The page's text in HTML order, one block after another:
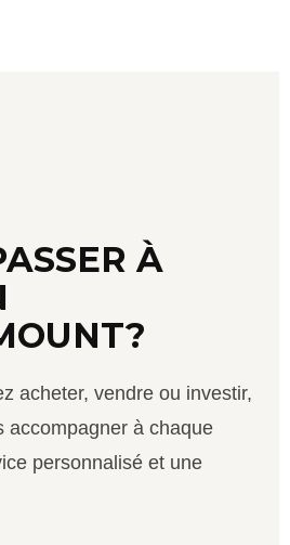
À
acheter, vendre ou investir,
accompagner à chaque
personnalisé et une